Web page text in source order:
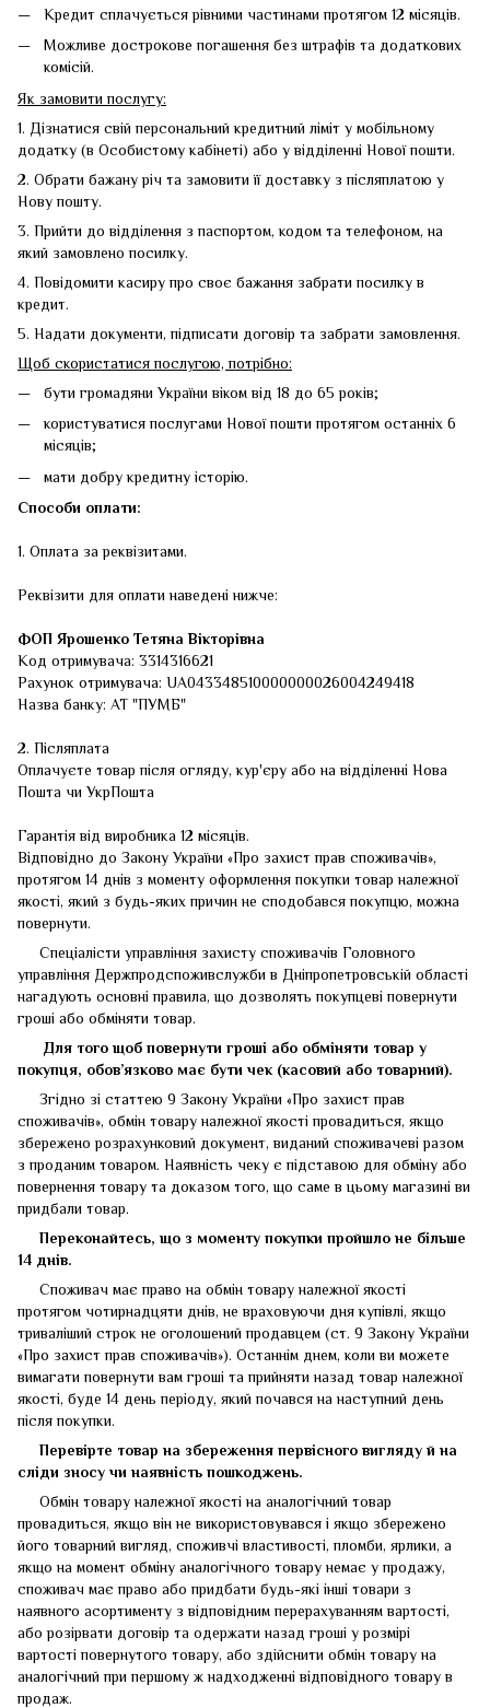
Кредит сплачується рівними частинами протягом 12 місяців.
Можливе дострокове погашення без штрафів та додаткових
комісій.
Як замовити послугу:
1. Дізнатися свій персональний кредитний ліміт у мобільному
додатку (в Особистому кабінеті) або у відділенні Нової пошти.
2. Обрати бажану річ та замовити її доставку з післяплатою у
Нову пошту.
3. Прийти до відділення з паспортом, кодом та телефоном, на
який замовлено посилку.
4. Повідомити касиру про своє бажання забрати посилку в
кредит.
5. Надати документи, підписати договір та забрати замовлення.
Щоб скористатися послугою, потрібно:
бути громадяни України віком від 18 до 65 років;
користуватися послугами Нової пошти протягом останніх 6
місяців;
мати добру кредитну історію.
Способи оплати:
1. Оплата за реквізитами.
Реквізити для оплати наведені нижче:
ФОП Ярошенко Тетяна Вікторівна
Код отримувача: 3314316621
Рахунок отримувача: UA043348510000000026004249418
Назва банку: АТ "ПУМБ"
2. Післяплата
Оплачуєте товар після огляду, кур'єру або на відділенні Нова
Пошта чи УкрПошта
Гарантія від виробника 12 місяців.
Відповідно до Закону України «Про захист прав споживачів»,
протягом 14 днів з моменту оформлення покупки товар належної
якості, який з будь-яких причин не сподобався покупцю, можна
повернути.
Спеціалісти управління захисту споживачів Головного
управління Держпродспоживслужби в Дніпропетровській області
нагадують основні правила, що дозволять покупцеві повернути
гроші або обміняти товар.
Для того щоб повернути гроші або обміняти товар у
покупця, обов’язково має бути чек (касовий або товарний).
Згідно зі статтею 9 Закону України «Про захист прав
споживачів», обмін товару належної якості провадиться, якщо
збережено розрахунковий документ, виданий споживачеві разом
з проданим товаром. Наявність чеку є підставою для обміну або
повернення товару та доказом того, що саме в цьому магазині ви
придбали товар.
Переконайтесь, що з моменту покупки пройшло не більше
14 днів.
Споживач має право на обмін товару належної якості
протягом чотирнадцяти днів, не враховуючи дня купівлі, якщо
триваліший строк не оголошений продавцем (ст. 9 Закону України
«Про захист прав споживачів»). Останнім днем, коли ви можете
вимагати повернути вам гроші та прийняти назад товар належної
якості, буде 14 день періоду, який почався на наступний день
після покупки.
Перевірте товар на збереження первісного виглядуй на
сліди зносу чи наявність пошкоджень.
Обмін товару належної якості на аналогічний товар
провадиться, якщо він не використовувався і якщо збережено
його товарний вигляд, споживчі властивості, пломби, ярлики, а
якщо на момент обміну аналогічного товару немає у продажу,
споживач має право або придбати будь-які інші товари з
наявного асортименту з відповідним перерахуванням вартості,
або розірвати договір та одержати назад гроші у розмірі
вартості повернутого товару, або здійснити обмін товару на
аналогічний при першому ж надходженні відповідного товару в
продаж.